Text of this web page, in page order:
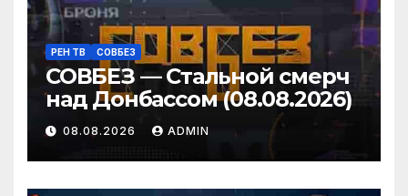
РЕН ТВ СОВБЕЗ
СОВБЕЗ — Стальной смерч
над Донбассом (08.08.2026)
08.08.2026 ADMIN